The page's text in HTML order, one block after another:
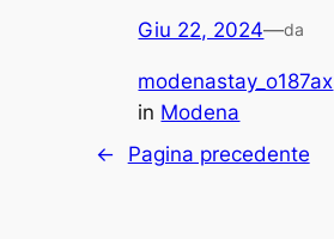
Giu 22, 2024—da
modenastay_o187ax
in Modena
←
Pagina precedente